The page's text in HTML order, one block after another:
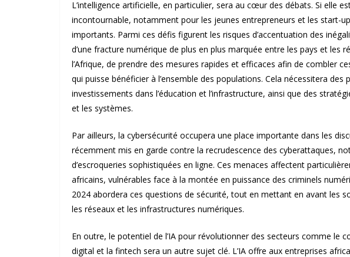
L’intelligence artificielle, en particulier, sera au cœur des débats. Si elle
incontournable, notamment pour les jeunes entrepreneurs et les start-
importants. Parmi ces défis figurent les risques d’accentuation des
d’une fracture numérique de plus en plus marquée entre les pays et les
l’Afrique, de prendre des mesures rapides et efficaces afin de combler
qui puisse bénéficier à l’ensemble des populations. Cela nécessitera des
investissements dans l’éducation et l’infrastructure, ainsi que des
et les systèmes.
Par ailleurs, la cybersécurité occupera une place importante dans les
récemment mis en garde contre la recrudescence des cyberattaques,
d’escroqueries sophistiquées en ligne. Ces menaces affectent
africains, vulnérables face à la montée en puissance des criminels
2024 abordera ces questions de sécurité, tout en mettant en avant les
les réseaux et les infrastructures numériques.
En outre, le potentiel de l’IA pour révolutionner des secteurs comme le
digital et la fintech sera un autre sujet clé. L’IA offre aux entreprises